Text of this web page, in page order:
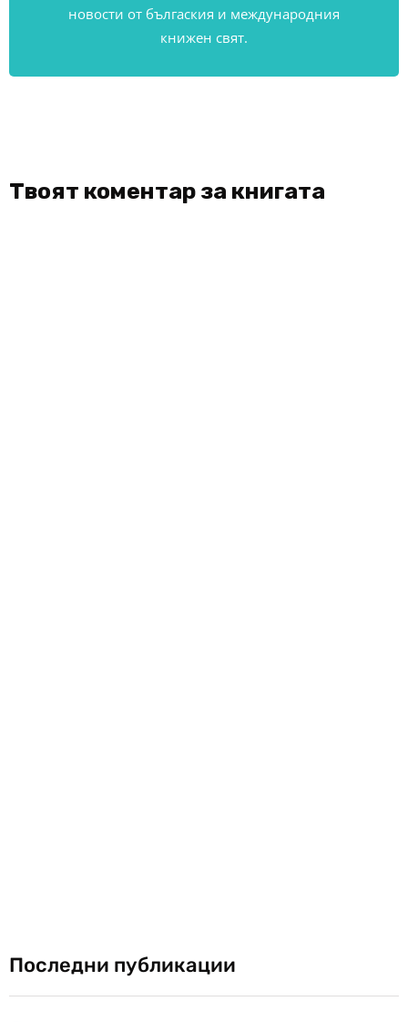
новости от бългаския и международния
книжен свят.
Твоят коментар за книгата
Последни публикации